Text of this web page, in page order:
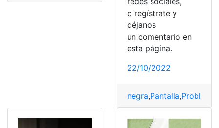
o regístrate y
déjanos
un comentario en
esta página.
22/10/2022
negra,Pantalla,